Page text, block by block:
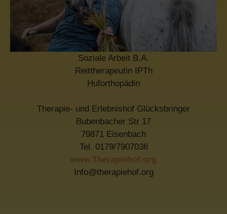
Soziale Arbeit B.A.
Reittherapeutin IPTh
Huforthopädin
Therapie- und Erlebnishof Glücksbringer
Bubenbacher Str 17
79871 Eisenbach
Tel. 0179/7907036
www.Therapiehof.org
Info@therapiehof.org